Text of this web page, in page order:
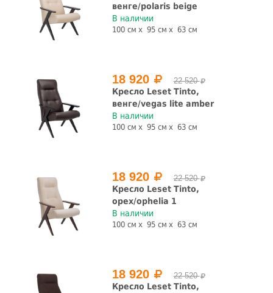
венге/polaris beige
В наличии
100 см 95 см 63 см
18 920 22 520
Кресло Leset Tinto,
венге/vegas lite amber
В наличии
100 см 95 см 63 см
18 920 22 520
Кресло Leset Tinto,
орех/ophelia 1
В наличии
100 см 95 см 63 см
18 920 22 520
Кресло Leset Tinto,